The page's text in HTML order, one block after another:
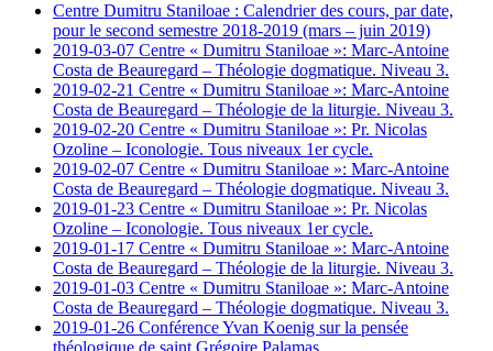
Centre Dumitru Staniloae : Calendrier des cours, par date,
pour le second semestre 2018-2019 (mars – juin 2019)
2019-03-07 Centre « Dumitru Staniloae »: Marc-Antoine
Costa de Beauregard – Théologie dogmatique. Niveau 3.
2019-02-21 Centre « Dumitru Staniloae »: Marc-Antoine
Costa de Beauregard – Théologie de la liturgie. Niveau 3.
2019-02-20 Centre « Dumitru Staniloae »: Pr. Nicolas
Ozoline – Iconologie. Tous niveaux 1er cycle.
2019-02-07 Centre « Dumitru Staniloae »: Marc-Antoine
Costa de Beauregard – Théologie dogmatique. Niveau 3.
2019-01-23 Centre « Dumitru Staniloae »: Pr. Nicolas
Ozoline – Iconologie. Tous niveaux 1er cycle.
2019-01-17 Centre « Dumitru Staniloae »: Marc-Antoine
Costa de Beauregard – Théologie de la liturgie. Niveau 3.
2019-01-03 Centre « Dumitru Staniloae »: Marc-Antoine
Costa de Beauregard – Théologie dogmatique. Niveau 3.
2019-01-26 Conférence Yvan Koenig sur la pensée